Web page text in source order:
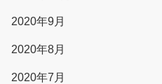
2020年9月
2020年8月
2020年7月